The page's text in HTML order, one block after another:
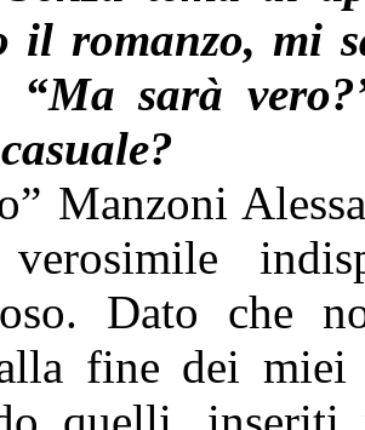
il romanzo, mi
“Ma sarà
Manzoni
Dato che
fine dei